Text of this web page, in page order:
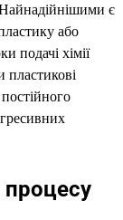
є
або
подачі хімії
пластикові
процесу